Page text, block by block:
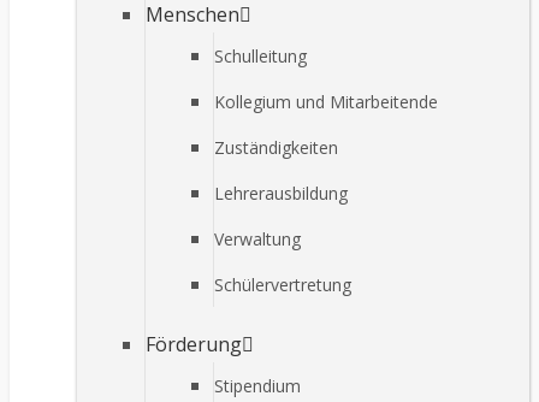
Menschen
Schulleitung
Kollegium und Mitarbeitende
Zuständigkeiten
Lehrerausbildung
Verwaltung
Schülervertretung
Förderung
Stipendium